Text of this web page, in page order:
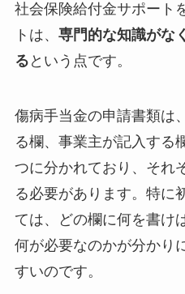
社会保険給付金サポート
トは、 専門的な知識がな
る という点です。
傷病手当金の申請書類は
る欄、事業主が記入する
つに分かれており、それ
る必要があります。特に
ては、どの欄に何を書け
何が必要なのかが分かり
すいのです。